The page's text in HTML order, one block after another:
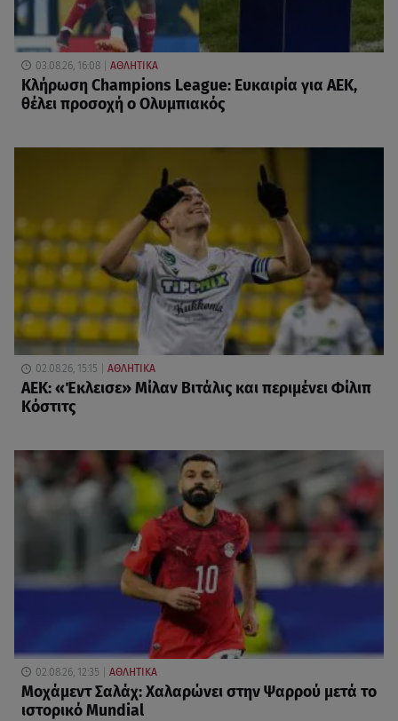
03.08.26, 16:08 ΑΘΛΗΤΙΚΑ
Κλήρωση Champions League: Ευκαιρία για ΑΕΚ,
θέλει προσοχή ο Ολυμπιακός
02.08.26, 15:15 ΑΘΛΗΤΙΚΑ
ΑΕΚ: «Έκλεισε» Μίλαν Βιτάλις και περιμένει Φίλιπ
Κόστιτς
02.08.26, 12:35 ΑΘΛΗΤΙΚΑ
Μοχάμεντ Σαλάχ: Χαλαρώνει στην Ψαρρού μετά το
ιστορικό Mundial